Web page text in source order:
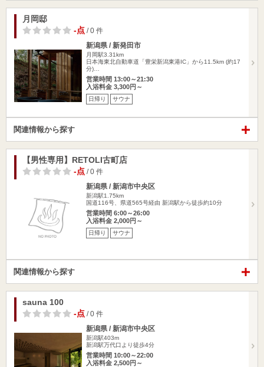
月岡邸
-点 / 0 件
新潟県 / 新発田市
月岡駅3.31km
日本海東北自動車道「豊栄新潟東港IC」から11.5km (約17
分)…
営業時間 13:00～21:30
入浴料金 3,300円～
日帰り サウナ
関連情報から探す
【男性専用】RETOLI古町店
-点 / 0 件
新潟県 / 新潟市中央区
新潟駅1.75km
国道116号、県道565号経由 新潟駅から徒歩約10分
営業時間 6:00～26:00
入浴料金 2,000円～
日帰り サウナ
関連情報から探す
sauna 100
-点 / 0 件
新潟県 / 新潟市中央区
新潟駅403m
新潟駅万代口より徒歩4分
営業時間 10:00～22:00
入浴料金 2,500円～